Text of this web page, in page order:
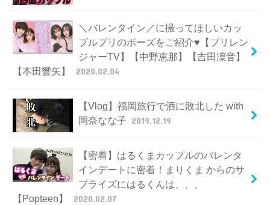
＼バレンタイン／に撮ってほしいカッ
プルプリのポーズをご紹介♥【プリレン
ジャーTV】【中野恵那】【吉田凜音】
【本田響矢】
2020.02.04
【Vlog】福岡旅行で酒に敗北した with
岡奈なな子 2019.12.19
【密着】はるくまカップルのバレンタ
インデートに密着！まりくま からのサ
プライズにはるくんは、、、
【Popteen】
2020.02.07